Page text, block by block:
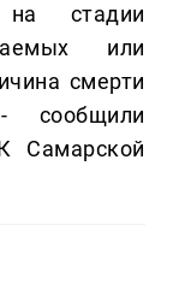
стадии
или
смерти
сообщили
Самарской